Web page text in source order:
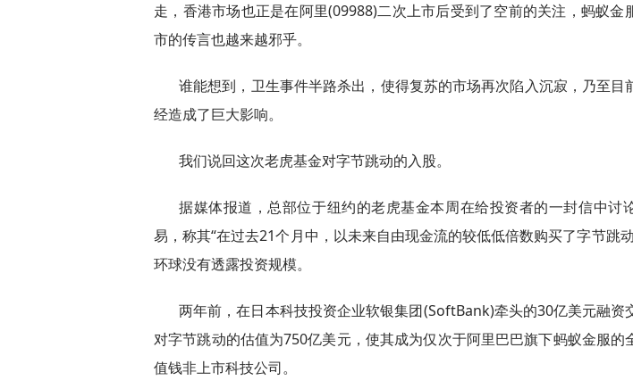
走，香港市场也正是在阿里(09988)二次上市后受到了空前的关注，蚂蚁金
市的传言也越来越邪乎。
谁能想到，卫生事件半路杀出，使得复苏的市场再次陷入沉寂，乃至目
经造成了巨大影响。
我们说回这次老虎基金对字节跳动的入股。
据媒体报道，总部位于纽约的老虎基金本周在给投资者的一封信中讨
易，称其“在过去21个月中，以未来自由现金流的较低低倍数购买了字节跳
环球没有透露投资规模。
两年前，在日本科技投资企业软银集团(SoftBank)牵头的30亿美元融资
对字节跳动的估值为750亿美元，使其成为仅次于阿里巴巴旗下蚂蚁金服的
值钱非上市科技公司。